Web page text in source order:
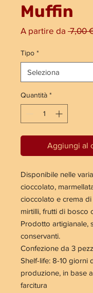
Muffin
A partire da 7,00
Tipo *
Quantità *
Aggiungi al
Disponibile nelle
cioccolato,
cioccolato e crema
mirtilli, frutti di bosco
Prodotto artigianale,
conservanti.
Confezione da 3
Shelf-life: 8-10 giorni
produzione, in base
farcitura